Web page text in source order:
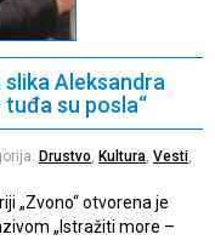
Aleksandra
su posla“
Drustvo Kultura Vesti
„Zvono“ otvorena je
„Istražiti more –